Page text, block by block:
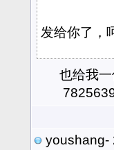
发给你了，
也给我一
youshang-